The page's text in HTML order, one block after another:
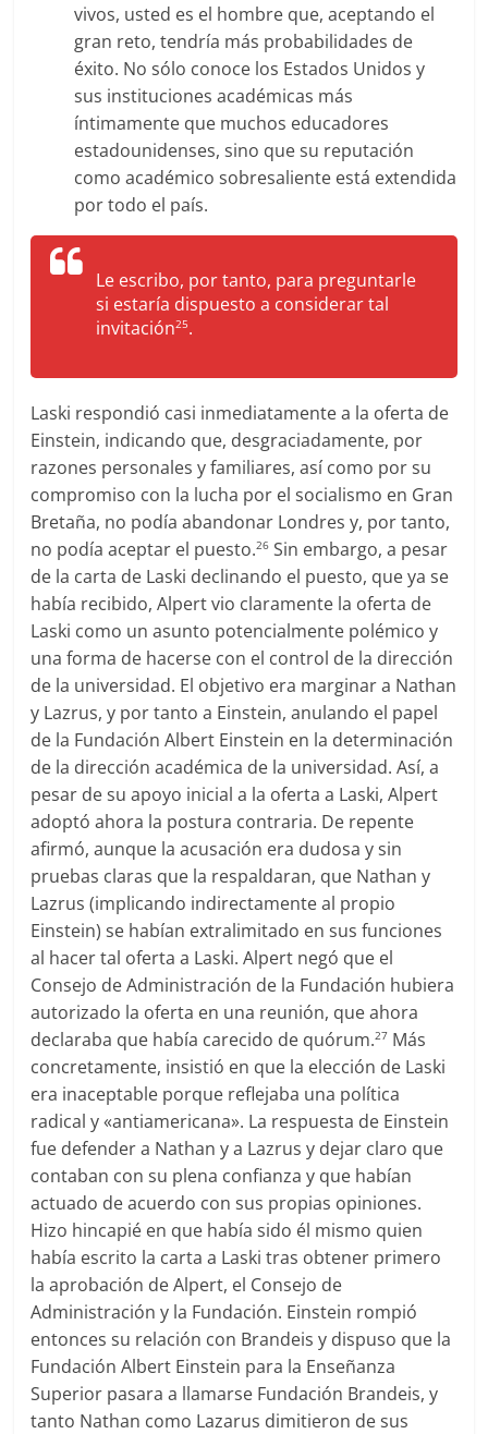
vivos, usted es el hombre que, aceptando el
gran reto, tendría más probabilidades de
éxito. No sólo conoce los Estados Unidos y
sus instituciones académicas más
íntimamente que muchos educadores
estadounidenses, sino que su reputación
como académico sobresaliente está extendida
por todo el país.
Le escribo, por tanto, para preguntarle
si estaría dispuesto a considerar tal
invitación25.
Laski respondió casi inmediatamente a la oferta de
Einstein, indicando que, desgraciadamente, por
razones personales y familiares, así como por su
compromiso con la lucha por el socialismo en Gran
Bretaña, no podía abandonar Londres y, por tanto,
no podía aceptar el puesto.26 Sin embargo, a pesar
de la carta de Laski declinando el puesto, que ya se
había recibido, Alpert vio claramente la oferta de
Laski como un asunto potencialmente polémico y
una forma de hacerse con el control de la dirección
de la universidad. El objetivo era marginar a Nathan
y Lazrus, y por tanto a Einstein, anulando el papel
de la Fundación Albert Einstein en la determinación
de la dirección académica de la universidad. Así, a
pesar de su apoyo inicial a la oferta a Laski, Alpert
adoptó ahora la postura contraria. De repente
afirmó, aunque la acusación era dudosa y sin
pruebas claras que la respaldaran, que Nathan y
Lazrus (implicando indirectamente al propio
Einstein) se habían extralimitado en sus funciones
al hacer tal oferta a Laski. Alpert negó que el
Consejo de Administración de la Fundación hubiera
autorizado la oferta en una reunión, que ahora
declaraba que había carecido de quórum.27 Más
concretamente, insistió en que la elección de Laski
era inaceptable porque reflejaba una política
radical y «antiamericana». La respuesta de Einstein
fue defender a Nathan y a Lazrus y dejar claro que
contaban con su plena confianza y que habían
actuado de acuerdo con sus propias opiniones.
Hizo hincapié en que había sido él mismo quien
había escrito la carta a Laski tras obtener primero
la aprobación de Alpert, el Consejo de
Administración y la Fundación. Einstein rompió
entonces su relación con Brandeis y dispuso que la
Fundación Albert Einstein para la Enseñanza
Superior pasara a llamarse Fundación Brandeis, y
tanto Nathan como Lazarus dimitieron de sus